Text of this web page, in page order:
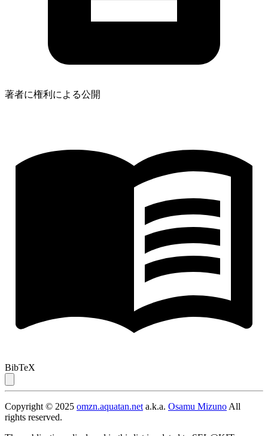
著者に権利による公開
BibTeX
Copyright © 2025 omzn.aquatan.net a.k.a. Osamu Mizuno All
rights reserved.